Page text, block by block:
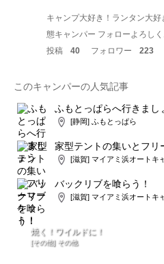
キャンプ大好き！ランタン大
態キャンパー フォローよろしく
投稿
40 フォロワー 223
このキャンパーの人気記事
ふもとっぱらへ行きまし
[静岡] ふもとっぱら
家型テントの集いとフリ
[滋賀] マイアミ浜オートキ
バックリブを喰らう！
[滋賀] マイアミ浜オートキ
焼く！ワイルドに！
[その他] その他